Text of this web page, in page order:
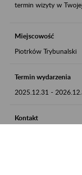
termin wizyty w
Miejscowość
Piotrków Trybunalski
Termin wydarzenia
2025.12.31 -
Kontakt